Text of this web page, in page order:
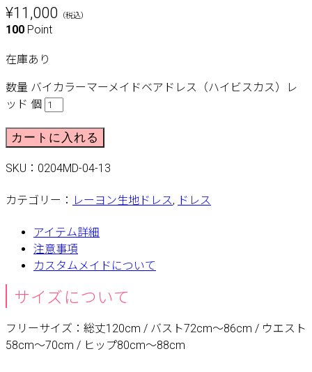
¥11,000 （税込）
100 Point
在庫あり
数量 バイカラーマーメイドベアドレス（ハイビスカス）レ
ッド 個
カートに入れる
SKU： 0204MD-04-13
カテゴリー： レーヨン生地ドレス, ドレス
アイテム詳細
注意事項
カスタムメイドについて
サイズについて
フリーサイズ：総丈120cm / バスト72cm〜86cm / ウエスト
58cm〜70cm / ヒップ80cm〜88cm